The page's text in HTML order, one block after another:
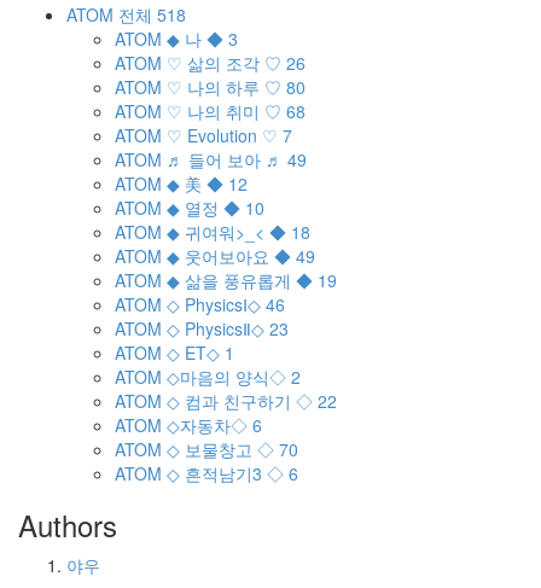
ATOM 전체 518
ATOM ◆ 나 ◆ 3
ATOM ♡ 삶의 조각 ♡ 26
ATOM ♡ 나의 하루 ♡ 80
ATOM ♡ 나의 취미 ♡ 68
ATOM ♡ Evolution ♡ 7
ATOM ♬ 들어 보아 ♬ 49
ATOM ◆ 美 ◆ 12
ATOM ◆ 열정 ◆ 10
ATOM ◆ 귀여워>_< ◆ 18
ATOM ◆ 웃어보아요 ◆ 49
ATOM ◆ 삶을 풍유롭게 ◆ 19
ATOM ◇ PhysicsⅠ◇ 46
ATOM ◇ PhysicsⅡ◇ 23
ATOM ◇ ET◇ 1
ATOM ◇마음의 양식◇ 2
ATOM ◇ 컴과 친구하기 ◇ 22
ATOM ◇자동차◇ 6
ATOM ◇ 보물창고 ◇ 70
ATOM ◇ 흔적남기3 ◇ 6
Authors
야우